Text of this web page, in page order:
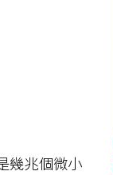
幾兆個微小